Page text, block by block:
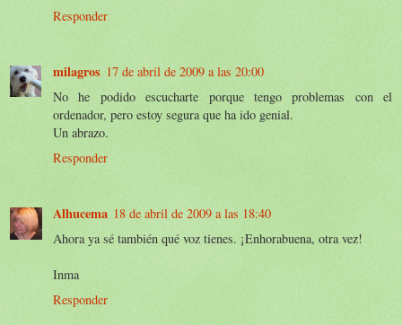
Responder
milagros 17 de abril de 2009 a las 20:00
No he podido escucharte porque tengo problemas con el
ordenador, pero estoy segura que ha ido genial.
Un abrazo.
Responder
Alhucema 18 de abril de 2009 a las 18:40
Ahora ya sé también qué voz tienes. ¡Enhorabuena, otra vez!
Inma
Responder